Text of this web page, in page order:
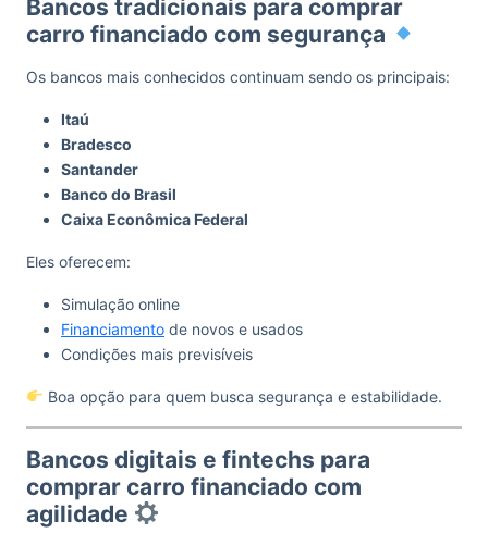
Bancos tradicionais para comprar
carro financiado com segurança
Os bancos mais conhecidos continuam sendo os principais:
Itaú
Bradesco
Santander
Banco do Brasil
Caixa Econômica Federal
Eles oferecem:
Simulação online
Financiamento de novos e usados
Condições mais previsíveis
Boa opção para quem busca segurança e estabilidade.
Bancos digitais e fintechs para
comprar carro financiado com
agilidade